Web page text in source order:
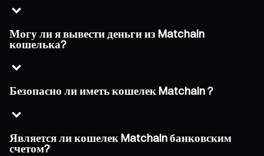
Могу ли я вывести деньги из Matchain
кошелька?
Безопасно ли иметь кошелек Matchain ?
Является ли кошелек Matchain банковским
счетом?